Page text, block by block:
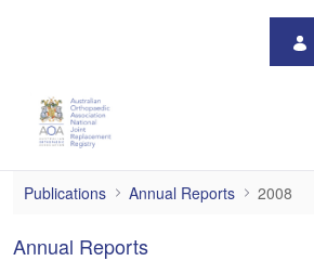
2008
Publications Annual Reports 2008
Annual Reports